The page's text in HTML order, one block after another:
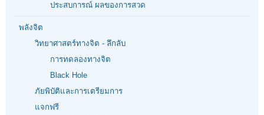
ประสบการณ์ ผลของการสวด
พลังจิต
วิทยาศาสตร์ทางจิต - ลึกลับ
การทดลองทางจิต
Black Hole
ภัยพิบัติและการเตรียมการ
แจกฟรี